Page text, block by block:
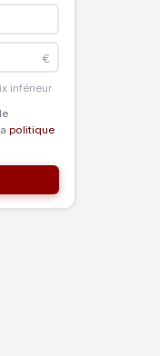
€
inférieur
politique